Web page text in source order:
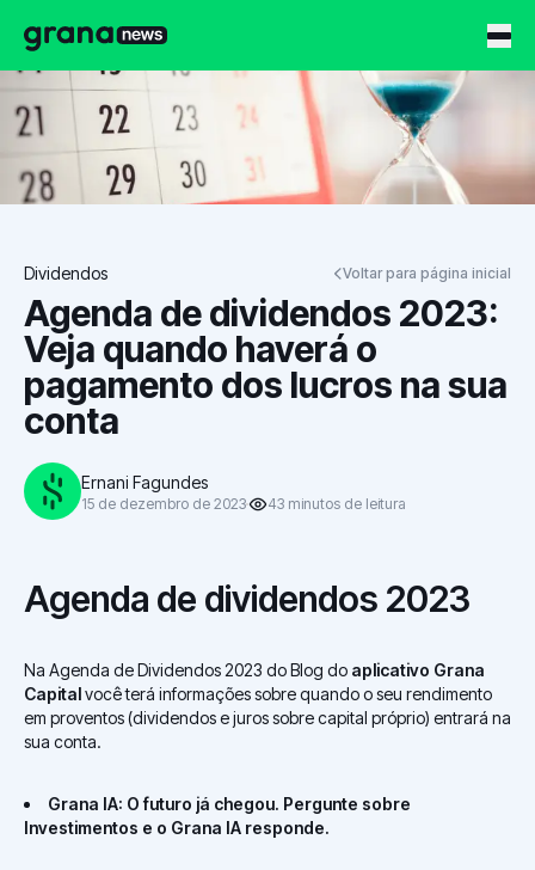
Grana News
Dividendos Voltar para página inicial
Agenda de dividendos 2023:
Veja quando haverá o
pagamento dos lucros na sua
conta
Ernani Fagundes
15 de dezembro de 2023 43 minutos de leitura
Agenda de dividendos 2023
Na Agenda de Dividendos 2023 do Blog do aplicativo Grana
Capitalvocê terá informações sobre quando o seu rendimento
em proventos (dividendos e juros sobre capital próprio) entrará na
sua conta.
Grana IA: O futuro já chegou. Pergunte sobre
Investimentos e o Grana IA responde.